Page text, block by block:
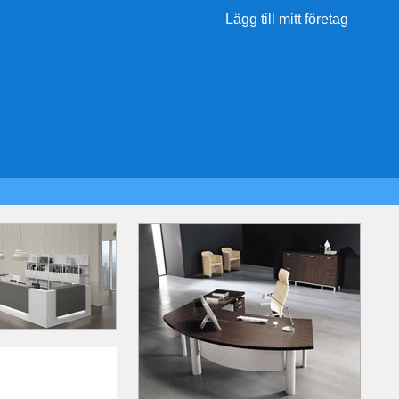
Lägg till mitt företag